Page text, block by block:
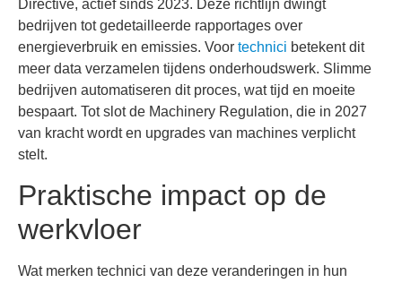
Directive, actief sinds 2023. Deze richtlijn dwingt
bedrijven tot gedetailleerde rapportages over
energieverbruik en emissies. Voor technici betekent dit
meer data verzamelen tijdens onderhoudswerk. Slimme
bedrijven automatiseren dit proces, wat tijd en moeite
bespaart. Tot slot de Machinery Regulation, die in 2027
van kracht wordt en upgrades van machines verplicht
stelt.
Praktische impact op de
werkvloer
Wat merken technici van deze veranderingen in hun